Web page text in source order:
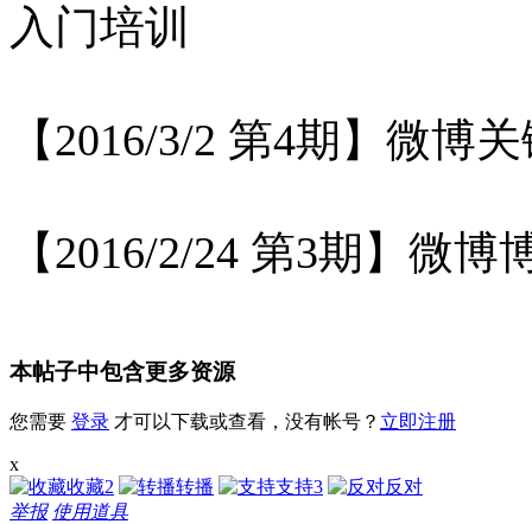
入门培训
【2016/3/2 第4期】 微博
【2016/2/24 第3期】 微博
本帖子中包含更多资源
您需要 登录 才可以下载或查看，没有帐号？ 立即注册
x
收藏2 转播 支持3
反对
举报 使用道具